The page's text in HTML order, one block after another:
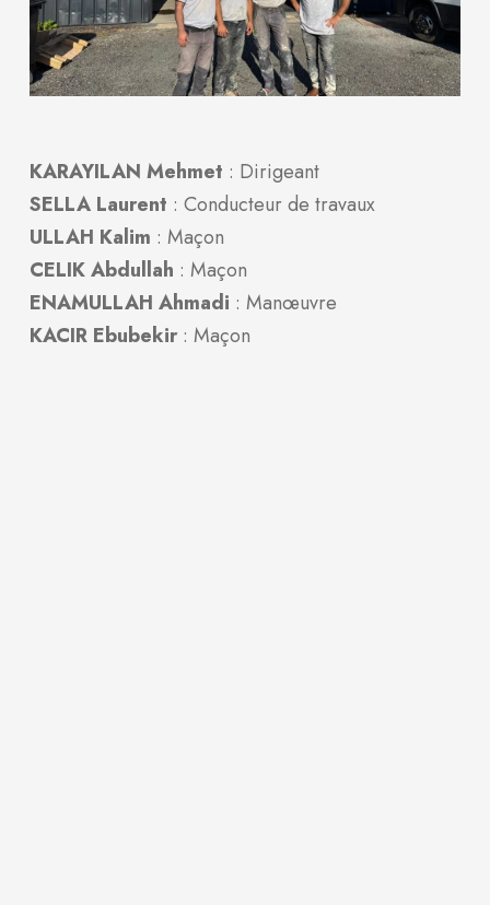
KARAYILAN Mehmet : Dirigeant
SELLA Laurent : Conducteur de travaux
ULLAH Kalim : Maçon
CELIK Abdullah : Maçon
ENAMULLAH Ahmadi : Manœuvre
KACIR Ebubekir : Maçon